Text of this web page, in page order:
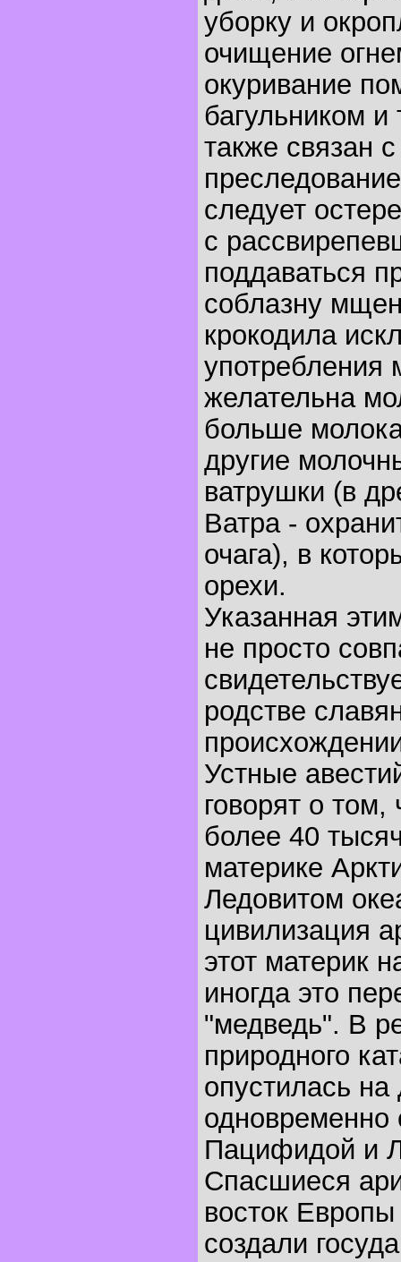
уборку и
очищение
окуривание
багульником
также связан
следует
с
поддаваться
соблазну
крокодила
употребления
желательна
больше
другие
ватрушки (в
Ватра -
очага), в
орехи.
Указанная
не просто
родстве
Устные
говорят о том,
более 40
материке
Ледовитом
цивилизация
этот материк
иногда это
"медведь". В
природного
опустилась на
одновременно
Пацифидой и
Спасшиеся
восток
создали